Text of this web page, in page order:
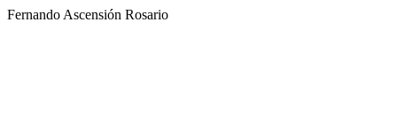
Fernando Ascensión Rosario